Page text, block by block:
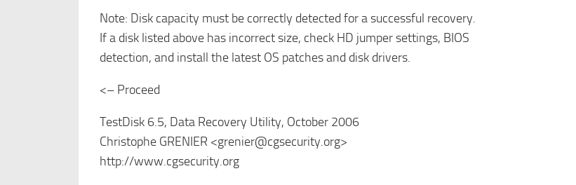
Note: Disk capacity must be correctly detected for a successful recovery.
If a disk listed above has incorrect size, check HD jumper settings, BIOS
detection, and install the latest OS patches and disk drivers.
<– Proceed
TestDisk 6.5, Data Recovery Utility, October 2006
Christophe GRENIER <grenier@cgsecurity.org>
http://www.cgsecurity.org